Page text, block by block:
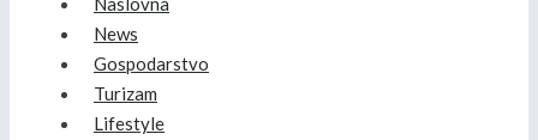
News
Gospodarstvo
Turizam
Lifestyle